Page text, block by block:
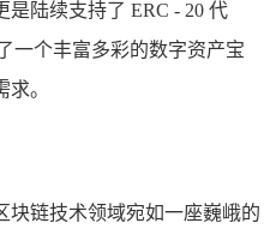
陆续支持了 ERC - 20 代
一个丰富多彩的数字资产宝
。
块链技术领域宛如一座巍峨的